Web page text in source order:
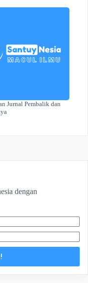
Jurnal Pembalik dan
dengan